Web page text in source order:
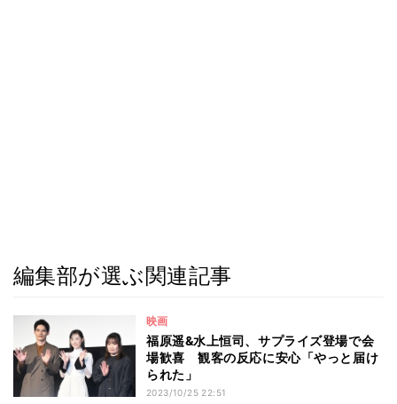
編集部が選ぶ関連記事
映画
福原遥&水上恒司、サプライズ登場で会
場歓喜 観客の反応に安心「やっと届け
られた」
2023/10/25 22:51